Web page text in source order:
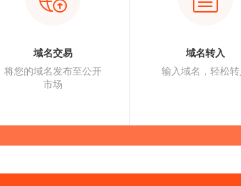
域名交易
将您的域名发布至公开
市场
域名转入
输入域名，轻松转